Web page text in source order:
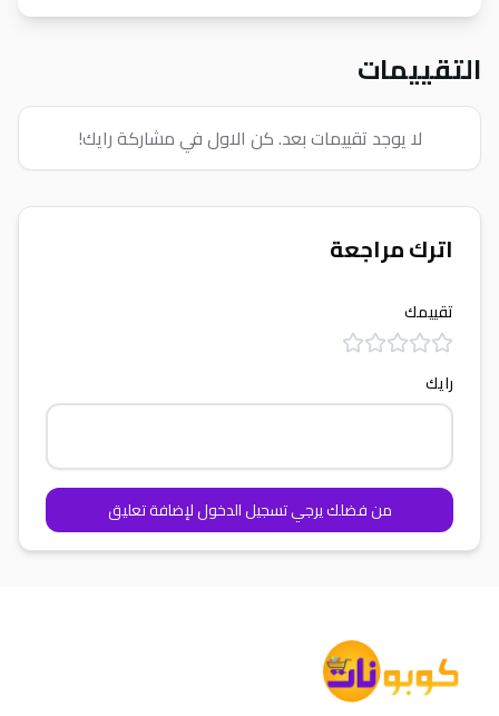
التقييمات
لا يوجد تقييمات بعد. كن الاول في مشاركة رايك!
اترك مراجعة
تقييمك
رايك
من فضلك يرجي تسجيل الدخول لإضافة تعليق